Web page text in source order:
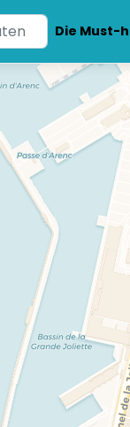
Die Must-